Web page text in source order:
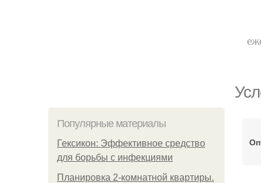
Популярные материалы
Гексикон: Эффективное средство
для борьбы с инфекциями
Планировка 2-комнатной квартиры.